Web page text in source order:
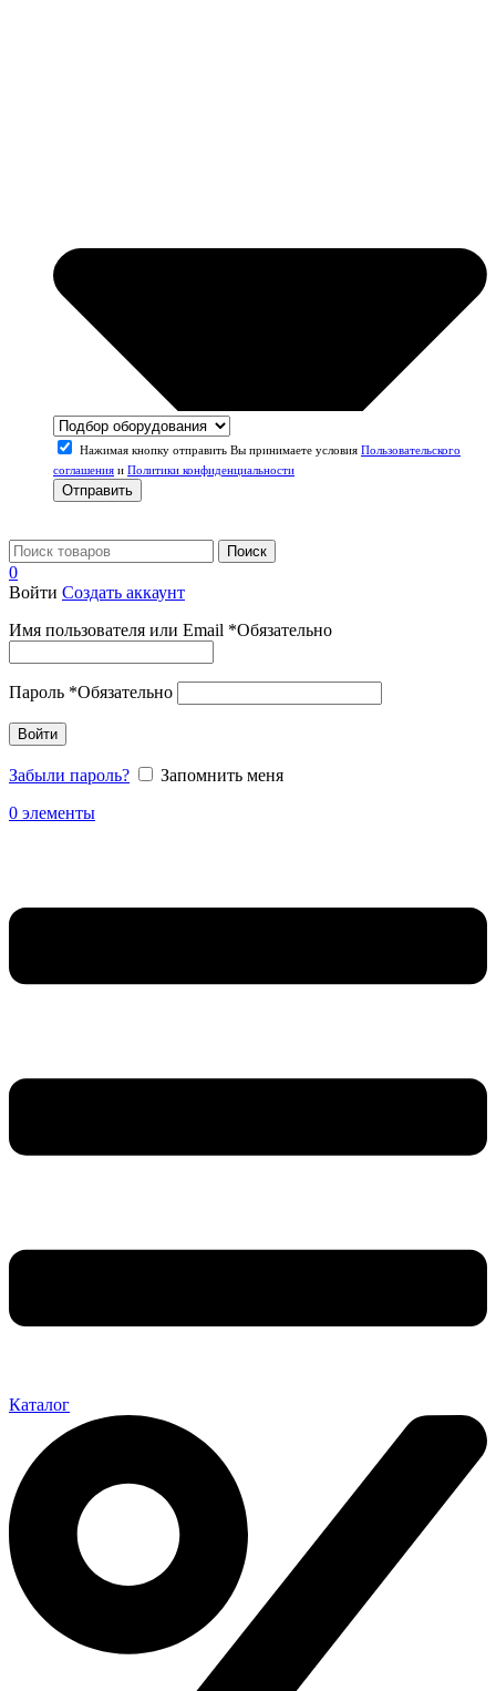
Нажимая кнопку отправить Вы принимаете условия Пользовательского
соглашения и Политики конфиденциальности
Отправить
Поиск
0
Войти Создать аккаунт
Имя пользователя или Email *Обязательно
Пароль *Обязательно
Войти
Забыли пароль?
Запомнить меня
0 элементы
Каталог